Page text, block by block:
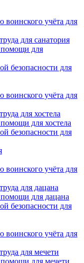
учёта для
для санатория
для
безопасности для
учёта для
для хостела
для хостела
безопасности для
учёта для
для дацана
для дацана
безопасности для
учёта для
для мечети
для мечети